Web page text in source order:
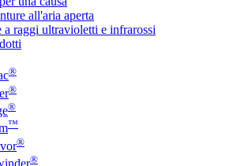
all'aria aperta
a raggi ultravioletti e infrarossi
®
®
®
™
®
®